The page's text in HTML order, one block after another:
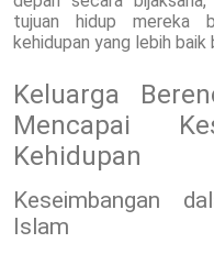
tujuan hidup mereka
kehidupan yang lebih baik
Keluarga
Mencapai
Kehidupan
Keseimbangan
Islam